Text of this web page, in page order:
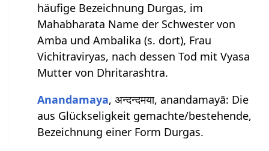
häufige Bezeichnung Durgas, im
Mahabharata Name der Schwester von
Amba und Ambalika (s. dort), Frau
Vichitraviryas, nach dessen Tod mit Vyasa
Mutter von Dhritarashtra.
Anandamaya, अन्दन्दमया, anandamayā: Die
aus Glückseligkeit gemachte/bestehende,
Bezeichnung einer Form Durgas.